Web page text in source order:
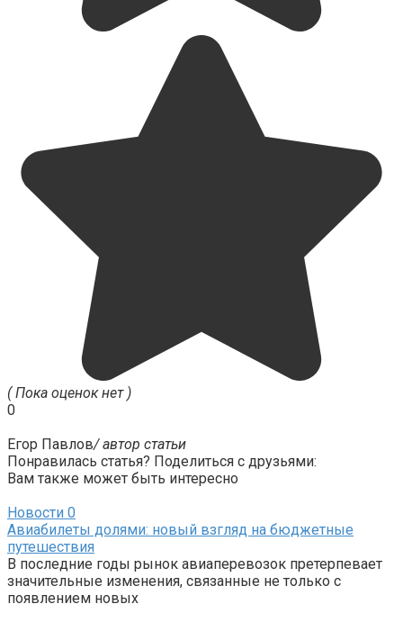
( Пока оценок нет )
0
Егор Павлов/ автор статьи
Понравилась статья? Поделиться с друзьями:
Вам также может быть интересно
Новости 0
Авиабилеты долями: новый взгляд на бюджетные
путешествия
В последние годы рынок авиаперевозок претерпевает
значительные изменения, связанные не только с
появлением новых